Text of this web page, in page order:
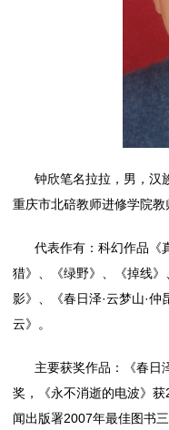
钟欣笔名拉拉，男，汉
重庆市北碚教师进修学院教
代表作有：科幻作品《
猎》、《绿野》、《掉线
影》、《春日泽·云梦山·
云》。
主要获奖作品：《春日
奖，《永不消逝的电波》
闻出版署2007年最佳图书三